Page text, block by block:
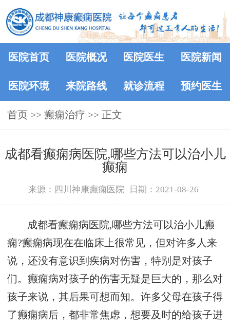
医院首页 医院概况 医院医生 医院新闻
医院环境 来院路线 就诊流程 预约医生
首页 >> 癫痫治疗 >> 正文
成都看癫痫病医院,哪些方法可以治小儿
癫痫
来源：四川神康癫痫医院 日期：2021-08-26
成都看癫痫病医院,哪些方法可以治小儿癫
痫?癫痫病现在在临床上很常见，但对许多人来
说，还没有意识到疾病对伤害，特别是对孩子
们。癫痫病对孩子的伤害无疑是巨大的，那么对
孩子来说，其后果可想而知。许多父母在孩子得
了癫痫病后，都非常焦虑，想要及时的给孩子进